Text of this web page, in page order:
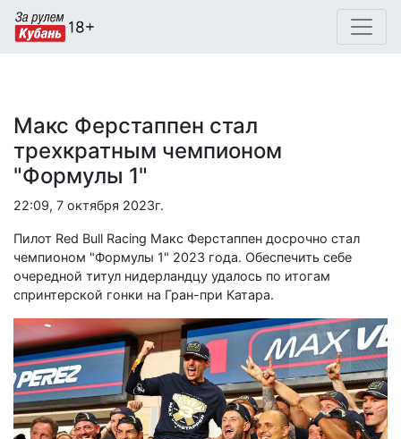
Макс Ферстаппен стал
трехкратным чемпионом
"Формулы 1"
22:09, 7 октября 2023г.
Пилот Red Bull Racing Макс Ферстаппен досрочно стал
чемпионом "Формулы 1" 2023 года. Обеспечить себе
очередной титул нидерландцу удалось по итогам
спринтерской гонки на Гран-при Катара.